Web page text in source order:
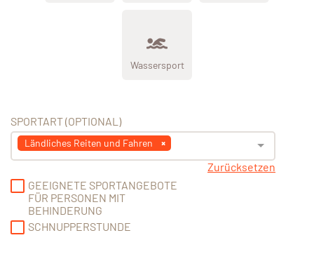
Wassersport
SPORTART (OPTIONAL)
Ländliches Reiten und Fahren
Zurücksetzen
GEEIGNETE SPORTANGEBOTE
FÜR PERSONEN MIT
BEHINDERUNG
SCHNUPPERSTUNDE